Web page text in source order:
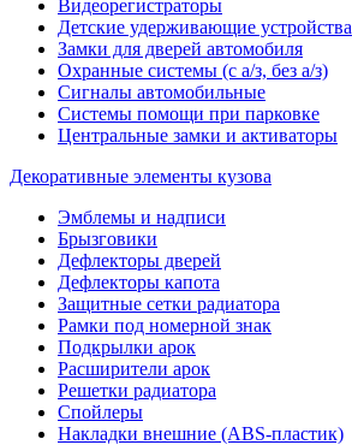
Видеорегистраторы
Детские удерживающие устройства
Замки для дверей автомобиля
Охранные системы (с а/з, без а/з)
Сигналы автомобильные
Системы помощи при парковке
Центральные замки и активаторы
Декоративные элементы кузова
Эмблемы и надписи
Брызговики
Дефлекторы дверей
Дефлекторы капота
Защитные сетки радиатора
Рамки под номерной знак
Подкрылки арок
Расширители арок
Решетки радиатора
Спойлеры
Накладки внешние (ABS-пластик)